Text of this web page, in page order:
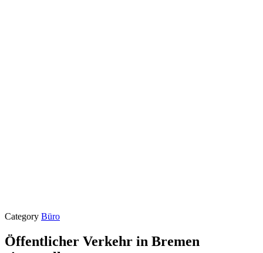
Category Büro
Öffentlicher Verkehr in Bremen